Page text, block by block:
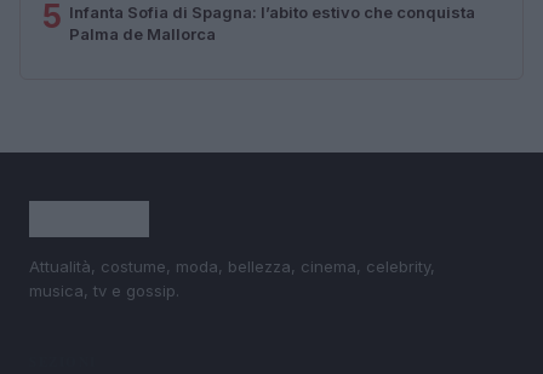
5 Infanta Sofia di Spagna: l’abito estivo che conquista
Palma de Mallorca
Attualità, costume, moda, bellezza, cinema, celebrity,
musica, tv e gossip.